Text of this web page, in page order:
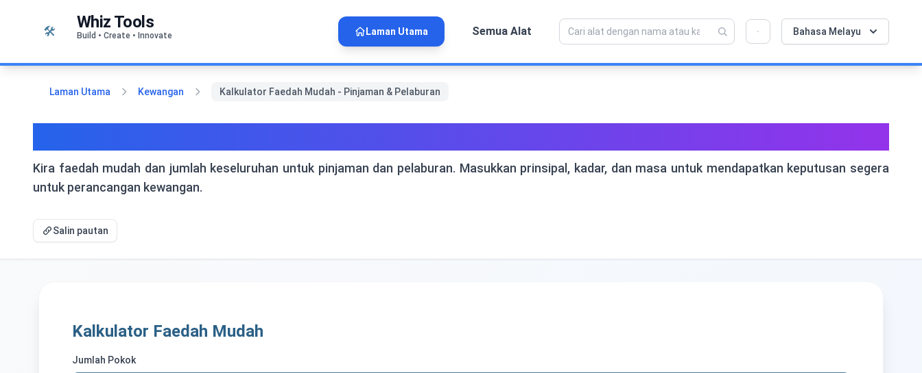
🛠️ Whiz Tools
Build • Create • Innovate Laman Utama Semua Alat Bahasa Melayu
Laman Utama Kewangan Kalkulator Faedah Mudah - Pinjaman & Pelaburan
Kira faedah mudah dan jumlah keseluruhan untuk pinjaman dan pelaburan. Masukkan prinsipal, kadar, dan masa untuk mendapatkan keputusan segera
untuk perancangan kewangan.
Salin pautan
Kalkulator Faedah Mudah
Jumlah Pokok
💡 Sukakan alat ini? Bantu kami menjadikannya
lebih baik lagi!
Klik untuk membuka →